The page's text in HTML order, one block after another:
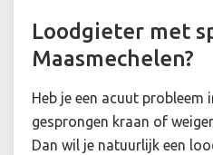
Loodgieter met
Maasmechelen?
Heb je een acuut probleem
gesprongen kraan of
Dan wil je natuurlijk een